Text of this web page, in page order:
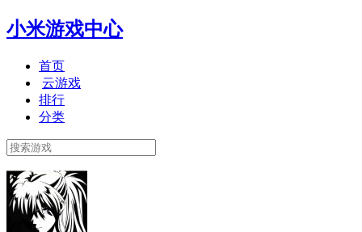
小米游戏中心
首页
云游戏
排行
分类